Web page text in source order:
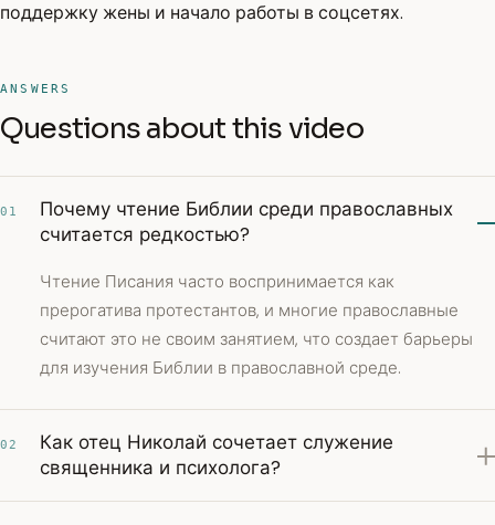
поддержку жены и начало работы в соцсетях.
ANSWERS
Questions about this video
01
Почему чтение Библии среди православных
считается редкостью?
Чтение Писания часто воспринимается как
прерогатива протестантов, и многие православные
считают это не своим занятием, что создает барьеры
для изучения Библии в православной среде.
02
Как отец Николай сочетает служение
священника и психолога?